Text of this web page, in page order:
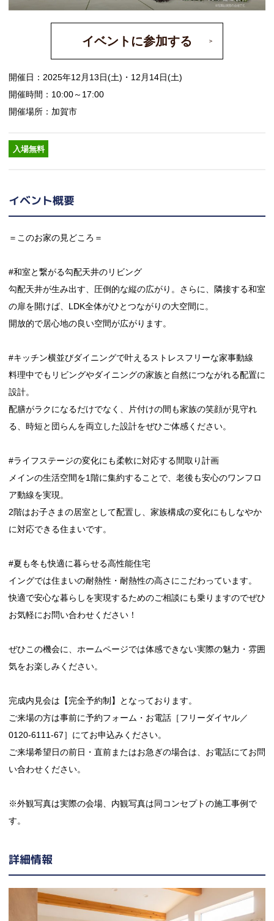
イベントに参加する
開催日：2025年12月13日(土)・12月14日(土)
開催時間：10:00～17:00
開催場所：加賀市
入場無料
イベント概要
＝このお家の見どころ＝
#和室と繋がる勾配天井のリビング
勾配天井が生み出す、圧倒的な縦の広がり。さらに、隣接する和室
の扉を開けば、LDK全体がひとつながりの大空間に。
開放的で居心地の良い空間が広がります。
#キッチン横並びダイニングで叶えるストレスフリーな家事動線
料理中でもリビングやダイニングの家族と自然につながれる配置に
設計。
配膳がラクになるだけでなく、片付けの間も家族の笑顔が見守れ
る、時短と団らんを両立した設計をぜひご体感ください。
#ライフステージの変化にも柔軟に対応する間取り計画
メインの生活空間を1階に集約することで、老後も安心のワンフロ
ア動線を実現。
2階はお子さまの居室として配置し、家族構成の変化にもしなやか
に対応できる住まいです。
#夏も冬も快適に暮らせる高性能住宅
イングでは住まいの耐熱性・耐熱性の高さにこだわっています。
快適で安心な暮らしを実現するためのご相談にも乗りますのでぜひ
お気軽にお問い合わせください！
ぜひこの機会に、ホームページでは体感できない実際の魅力・雰囲
気をお楽しみください。
完成内見会は【完全予約制】となっております。
ご来場の方は事前に予約フォーム・お電話［フリーダイヤル／
0120-6111-67］にてお申込みください。
ご来場希望日の前日・直前またはお急ぎの場合は、お電話にてお問
い合わせください。
※外観写真は実際の会場、内観写真は同コンセプトの施工事例で
す。
詳細情報